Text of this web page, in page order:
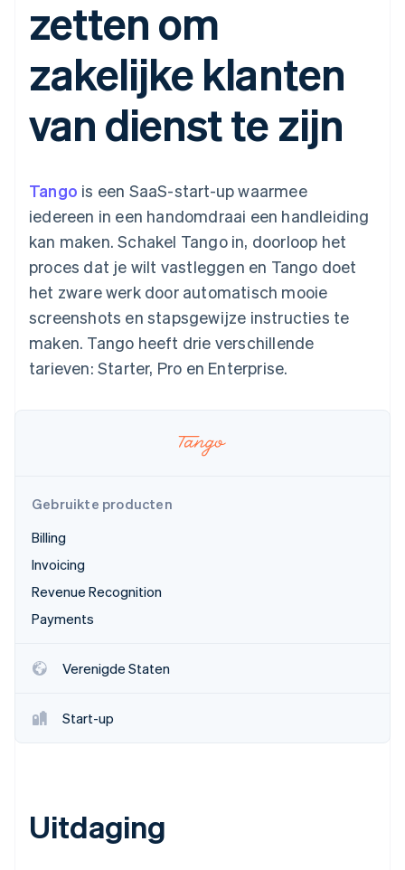
dan 125
Terminal
Authorization
Boost
acceptatie
Link
Connections
Data gekoppelde
rekeningen
Gegevenssynchronisatie
Meer
Product roadmap
Ontdek wat er in het verschiet ligt
Radar
Fraudepreventie
Online identiteitsverificatie
Marktplaatsen
Geldbeheer
Platforms
SaaS
Per branche
Creator economy
Horeca, reizen en vrije
tijd
Verzekering
Media en entertainment
Non-profitorganisaties
Professionele
dienstverlening
Publieke sector
Ecosysteem
Stripe App Marketplace
Facturatie naar gebruik
bieden
Betaalkaarten uitgeven
die door stablecoins
worden gedekt
Diensten voorzien en
beheren met agents
Bronnen
App-integraties
Voorbeelden van code
Developerblog
API-status
Productroadmap
Jaarlijks congres
Sessions
Vacatures
Stripe Newsroom
Stripe Press
Contact
Neem contact op
Partner worden
zetten om
zakelijke klanten
van dienst te zijn
Tango is een SaaS-start-up waarmee
iedereen in een handomdraai een handleiding
kan maken. Schakel Tango in, doorloop het
proces dat je wilt vastleggen en Tango doet
het zware werk door automatisch mooie
screenshots en stapsgewijze instructies te
maken. Tango heeft drie verschillende
tarieven: Starter, Pro en Enterprise.
Gebruikte producten
Billing
Invoicing
Revenue Recognition
Payments
Verenigde Staten
Start-up
Uitdaging